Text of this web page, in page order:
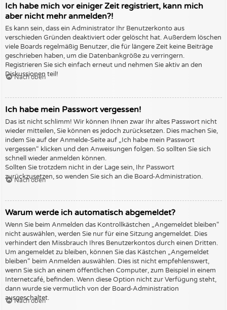
Ich habe mich vor einiger Zeit registriert, kann mich
aber nicht mehr anmelden?!
Es kann sein, dass ein Administrator Ihr Benutzerkonto aus
verschieden Gründen deaktiviert oder gelöscht hat. Außerdem löschen
viele Boards regelmäßig Benutzer, die für längere Zeit keine Beiträge
geschrieben haben, um die Datenbankgröße zu verringern.
Registrieren Sie sich einfach erneut und nehmen Sie aktiv an den
Diskussionen teil!
Nach oben
Ich habe mein Passwort vergessen!
Das ist nicht schlimm! Wir können Ihnen zwar Ihr altes Passwort nicht
wieder mitteilen, Sie können es jedoch zurücksetzen. Dies machen Sie,
indem Sie auf der Anmelde-Seite auf „Ich habe mein Passwort
vergessen“ klicken und den Anweisungen folgen. So sollten Sie sich
schnell wieder anmelden können.
Sollten Sie trotzdem nicht in der Lage sein, Ihr Passwort
zurückzusetzen, so wenden Sie sich an die Board-Administration.
Nach oben
Warum werde ich automatisch abgemeldet?
Wenn Sie beim Anmelden das Kontrollkästchen „Angemeldet bleiben“
nicht auswählen, werden Sie nur für eine Sitzung angemeldet. Dies
verhindert den Missbrauch Ihres Benutzerkontos durch einen Dritten.
Um angemeldet zu bleiben, können Sie das Kästchen „Angemeldet
bleiben“ beim Anmelden auswählen. Dies ist nicht empfehlenswert,
wenn Sie sich an einem öffentlichen Computer, zum Beispiel in einem
Internetcafé, befinden. Wenn diese Option nicht zur Verfügung steht,
dann wurde sie vermutlich von der Board-Administration
ausgeschaltet.
Nach oben